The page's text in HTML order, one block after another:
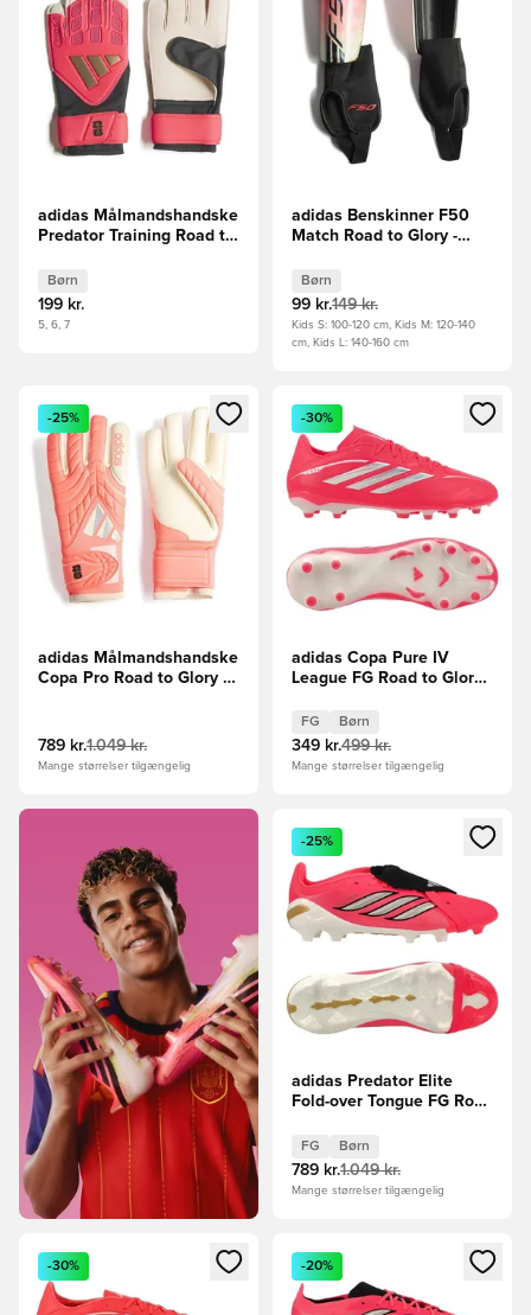
adidas Målmandshandske
Predator Training Road to
Børn
Børn
199 kr.
5, 6, 7
adidas Benskinner F50
Match Road to Glory -
Børn
99 kr.149 kr.
Kids S: 100-120 cm, Kids M: 120-140
cm, Kids L: 140-160 cm
Åbner en Modal til at logge ind eller tilmelde dig som
-25%
adidas Målmandshandske
Copa Pro Road to Glory -
789 kr.1.049 kr.
Mange størrelser tilgængelig
Åbner en Modal til at logge
-30%
adidas Copa Pure IV
League FG Road to Glory -
FG Børn
349 kr.499 kr.
Mange størrelser tilgængelig
Åbner en Modal til at logge
-25%
adidas Predator Elite
Fold-over Tongue FG Road
Børn
FG Børn
789 kr.1.049 kr.
Mange størrelser tilgængelig
Åbner en Modal til at logge ind eller tilmelde dig som
-30%
Åbner en Modal til at logge
-20%